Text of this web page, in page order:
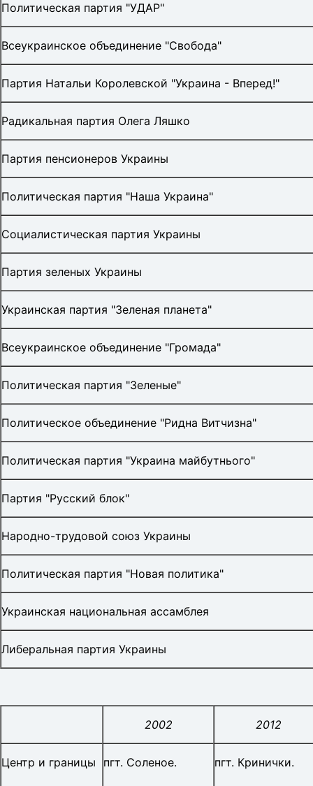
Политическая партия "УДАР"
Всеукраинское объединение "Свобода"
Партия Натальи Королевской "Украина - Вперед!"
Радикальная партия Олега Ляшко
Партия пенсионеров Украины
Политическая партия "Наша Украина"
Социалистическая партия Украины
Партия зеленых Украины
Украинская партия "Зеленая планета"
Всеукраинское объединение "Громада"
Политическая партия "Зеленые"
Политическое объединение "Ридна Витчизна"
Политическая партия "Украина майбутнього"
Партия "Русский блок"
Народно-трудовой союз Украины
Политическая партия "Новая политика"
Украинская национальная ассамблея
Либеральная партия Украины
2002 2012
Центр и границы пгт. Соленое. пгт. Кринички.